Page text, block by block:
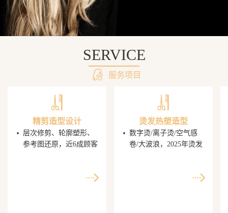
SERVICE
服务项目
精剪造型设计
· 层次修剪、轮廓塑形、
参考图还原，近6成顾客
烫发热塑造型
· 数字烫/离子烫/空气感
卷/大波浪，2025年烫发
世代最爱分享的发型设